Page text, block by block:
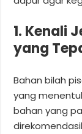
1. Kenali
yang
Bahan bilah
yang
bahan yang